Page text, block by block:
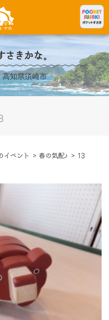
きかな。
知県須崎市
イベント > 春の気配♪ > 13